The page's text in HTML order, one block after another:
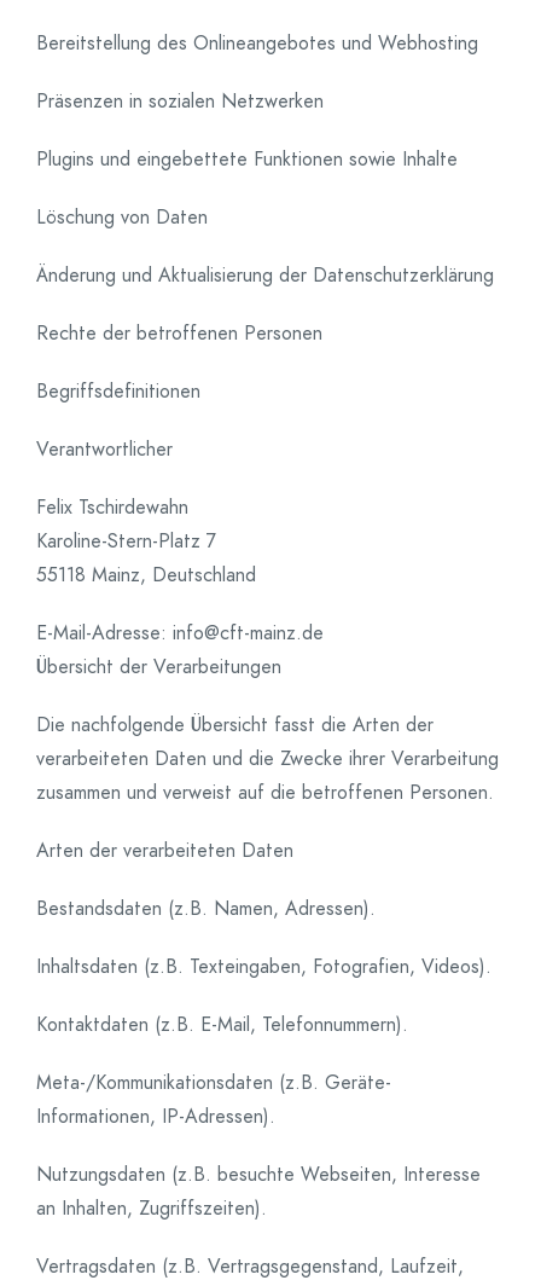
Bereitstellung des Onlineangebotes und Webhosting
Präsenzen in sozialen Netzwerken
Plugins und eingebettete Funktionen sowie Inhalte
Löschung von Daten
Änderung und Aktualisierung der Datenschutzerklärung
Rechte der betroffenen Personen
Begriffsdefinitionen
Verantwortlicher
Felix Tschirdewahn
Karoline-Stern-Platz 7
55118 Mainz, Deutschland
E-Mail-Adresse: info@cft-mainz.de
Übersicht der Verarbeitungen
Die nachfolgende Übersicht fasst die Arten der
verarbeiteten Daten und die Zwecke ihrer Verarbeitung
zusammen und verweist auf die betroffenen Personen.
Arten der verarbeiteten Daten
Bestandsdaten (z.B. Namen, Adressen).
Inhaltsdaten (z.B. Texteingaben, Fotografien, Videos).
Kontaktdaten (z.B. E-Mail, Telefonnummern).
Meta-/Kommunikationsdaten (z.B. Geräte-
Informationen, IP-Adressen).
Nutzungsdaten (z.B. besuchte Webseiten, Interesse
an Inhalten, Zugriffszeiten).
Vertragsdaten (z.B. Vertragsgegenstand, Laufzeit,